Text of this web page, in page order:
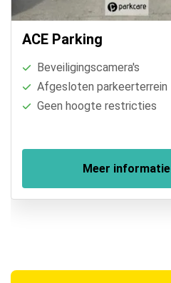
ACE Parking
Beveiligingscamera's
Afgesloten parkeerterrein
Geen hoogte restricties
Meer informatie